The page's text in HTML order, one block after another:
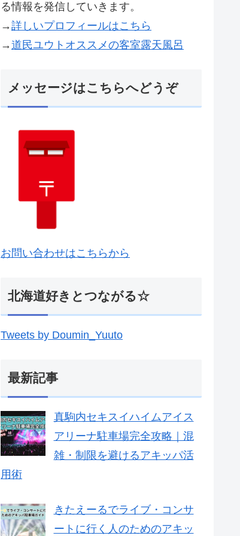
る情報を発信していきます。
→詳しいプロフィールはこちら
→道民ユウトオススメの客室露天風呂
メッセージはこちらへどうぞ
お問い合わせはこちらから
北海道好きとつながる☆
Tweets by Doumin_Yuuto
最新記事
真駒内セキスイハイムアイス
アリーナ駐車場完全攻略｜混
雑・制限を避けるアキッパ活
用術
きたえーるでライブ・コンサ
ートに行く人のためのアキッ